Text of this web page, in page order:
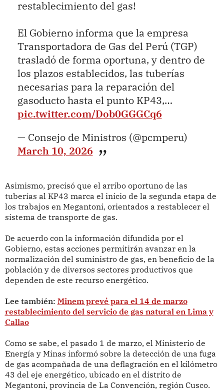
restablecimiento del gas!
El Gobierno informa que la empresa
Transportadora de Gas del Perú (TGP)
trasladó de forma oportuna, y dentro de
los plazos establecidos, las tuberías
necesarias para la reparación del
gasoducto hasta el punto KP43,…
pic.twitter.com/Dob0GGGCq6
— Consejo de Ministros (@pcmperu)
March 10, 2026
Asimismo, precisó que el arribo oportuno de las
tuberías al KP43 marca el inicio de la segunda etapa de
los trabajos en Megantoni, orientados a restablecer el
sistema de transporte de gas.
De acuerdo con la información difundida por el
Gobierno, estas acciones permitirán avanzar en la
normalización del suministro de gas, en beneficio de la
población y de diversos sectores productivos que
dependen de este recurso energético.
Lee también: Minem prevé para el 14 de marzo
restablecimiento del servicio de gas natural en Lima y
Callao
Como se sabe, el pasado 1 de marzo, el Ministerio de
Energía y Minas informó sobre la detección de una fuga
de gas acompañada de una deflagración en el kilómetro
43 del eje energético, ubicado en el distrito de
Megantoni, provincia de La Convención, región Cusco.